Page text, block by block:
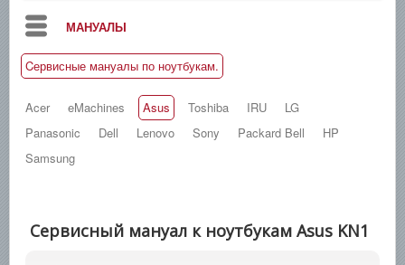
МАНУАЛЫ
БЛОГ
СХЕМЫ
СПРАВОЧНИКИ
ПОИСК
Cервисные мануалы по ноутбукам.
Acer eMachines Asus Toshiba IRU
LG
Panasonic
Dell Lenovo Sony Packard Bell
HP
Samsung
Сервисный мануал к ноутбукам Asus KN1